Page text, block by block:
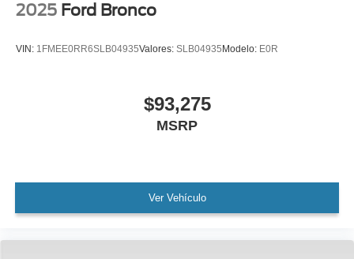
2025 Ford Bronco
VIN: 1FMEE0RR6SLB04935Valores: SLB04935 Modelo: E0R
$93,275
MSRP
Ver Vehículo